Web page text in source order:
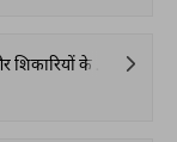
की याद में नामों के आगे ख़ान लगाते थे और हर क़िस्म के शिकार के ‎लिए गुंडे, कुत्ते और शिकरे पालते थे।